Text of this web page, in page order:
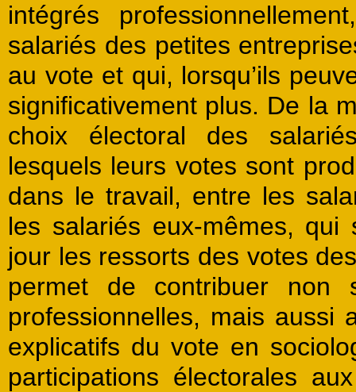
intégrés
salariés des petites
au vote et qui, lorsqu’ils
significativement plus. De la
choix électoral des
lesquels leurs votes sont
dans le travail, entre les
les salariés eux-mêmes,
jour les ressorts des votes
permet de contribuer non
professionnelles, mais aussi
explicatifs du vote en
participations électorales